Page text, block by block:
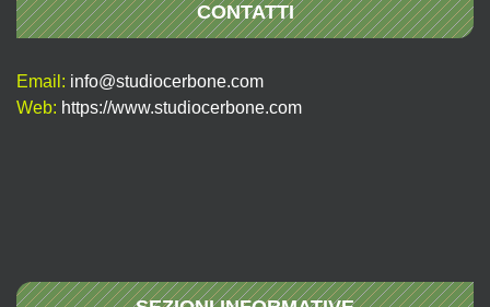
CONTATTI
Email: info@studiocerbone.com
Web: https://www.studiocerbone.com